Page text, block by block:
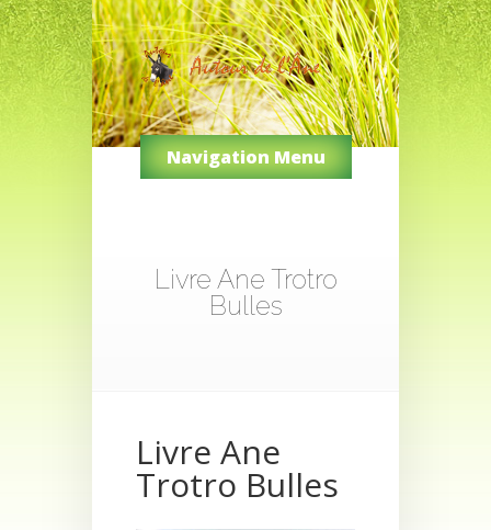
Navigation Menu
Livre Ane Trotro
Bulles
Livre Ane
Trotro Bulles